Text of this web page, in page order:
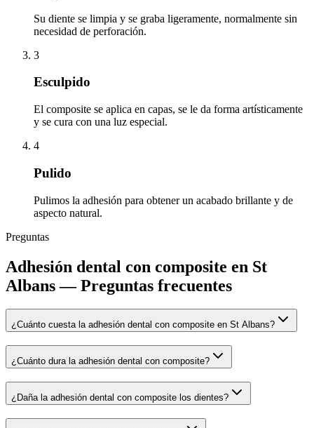
Su diente se limpia y se graba ligeramente, normalmente sin
necesidad de perforación.
3
Esculpido
El composite se aplica en capas, se le da forma artísticamente
y se cura con una luz especial.
4
Pulido
Pulimos la adhesión para obtener un acabado brillante y de
aspecto natural.
Preguntas
Adhesión dental con composite en St
Albans — Preguntas frecuentes
¿Cuánto cuesta la adhesión dental con composite en St Albans?
¿Cuánto dura la adhesión dental con composite?
¿Daña la adhesión dental con composite los dientes?